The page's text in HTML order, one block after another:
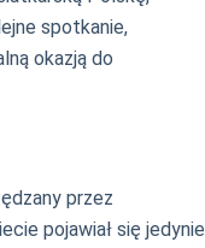
spotkanie,
okazją do
przez
pojawiał się jedynie